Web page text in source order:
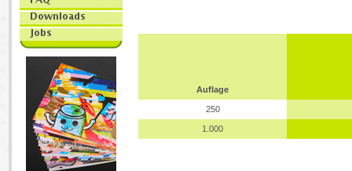
Auflage
250
1.000